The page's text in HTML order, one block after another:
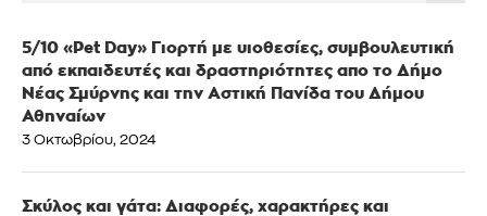
5/10 «Pet Day» Γιορτή με υιοθεσίες, συμβουλευτική
από εκπαιδευτές και δραστηριότητες απο το Δήμο
Νέας Σμύρνης και την Αστική Πανίδα του Δήμου
Αθηναίων
3 Οκτωβρίου, 2024
Σκύλος και γάτα: Διαφορές, χαρακτήρες και